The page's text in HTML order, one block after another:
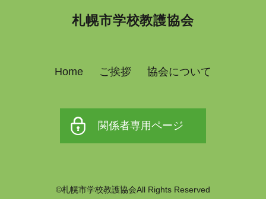
札幌市学校教護協会
Home ご挨拶 協会について
関係者専用ページ
©札幌市学校教護協会All Rights Reserved